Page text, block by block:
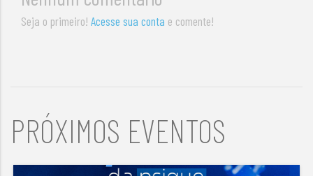
Seja o primeiro!Acesse sua conta e comente!
PRÓXIMOS EVENTOS